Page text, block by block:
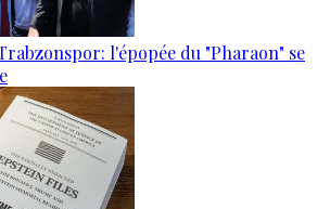
l'épopée du "Pharaon" se